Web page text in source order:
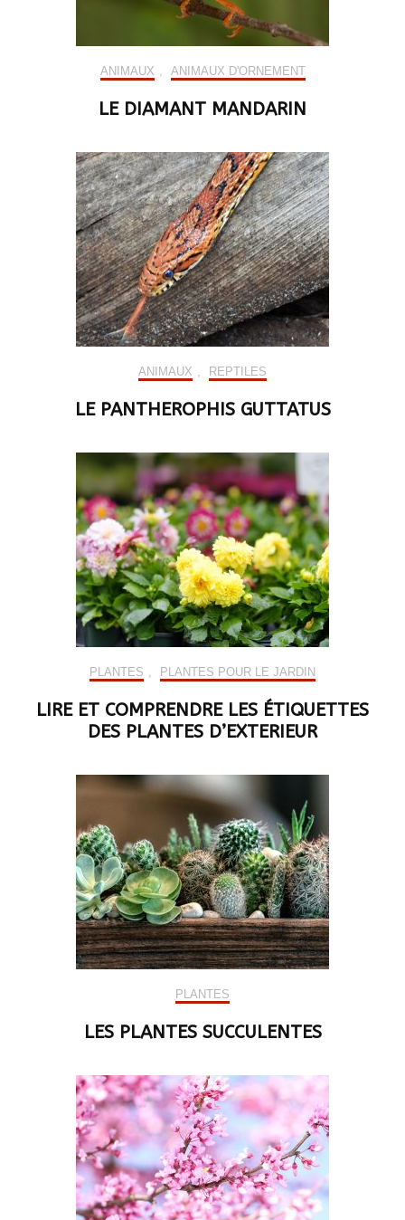
ANIMAUX ANIMAUX D'ORNEMENT
LE DIAMANT MANDARIN
ANIMAUX REPTILES
LE PANTHEROPHIS GUTTATUS
PLANTES PLANTES POUR LE JARDIN
LIRE ET COMPRENDRE LES ÉTIQUETTES
DES PLANTES D’EXTERIEUR
PLANTES
LES PLANTES SUCCULENTES